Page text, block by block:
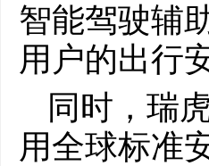
智能驾驶辅
用户的出行
同时，瑞
用全球标准